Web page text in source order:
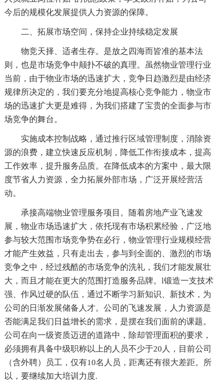
今后的规模化发展提供人力资源的保障。
二、拓展市场空间，保持企业持续稳定发展
物竞天择、适者生存。是放之四海而皆准的基本法
则，也是市场竞争中颠扑不破的真理。虽然物业管理行业
当前，由于物业市场的迅速扩大，竞争日趋激烈是由经济
规律所决定的，我们要充分地提高核心竞争能力，物业市
场的迅速扩大更是难得，为我们搭建了宝贵的全面参与市
场竞争的舞台。
实施成本控制战略，通过推行区域管理制度，消除资
源的浪费，建立快速反应机制，降低工作衔接成本，提高
工作效率，提升服务品质。在降低成本的方案中，最大限
度节省人力资源，全力拓展外部市场，广泛开展经营活
动。
承接高端物业管理服务项目。随着房地产业飞速发
展，物业市场迅速扩大，依托现有市场积累经验，广泛地
参与较大范围市场竞争势在必行，物业管理行业规模经营
才能产生效益，只有走出去，参与到全面的、激烈的市场
竞争之中，经过残酷的市场竞争的洗礼，我们才能发展壮
大，而且才能在更大的范围打造服务品牌。l锻造一支技术
强、作风过硬的队伍，通过不断学习新知识、新技术，为
公司的日渐发展储备人才。公司的飞速发展，人力资源是
否能满足我们日益增长的需求，是摆在我们面前的课题。
公司在向一级资质迈进的道路中，除却管理面积的要求，
必须拥有具备中级职称以上的人员不少于20人，目前公司
（含外聘）员工，仅有10名人员，距离还有很大差距。所
以，要继续加大培训力度.